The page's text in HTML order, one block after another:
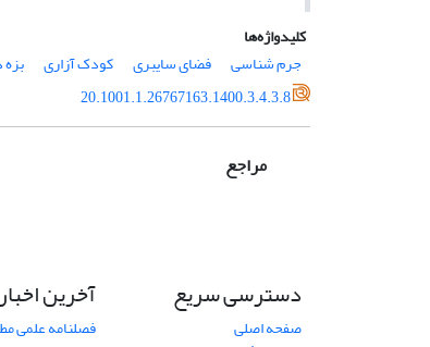
کلیدواژه‌ها
جرم شناسی
فضای سایبری کودک آزاری
20.1001.1.26767163.1400.3.4.3.8
مراجع
دسترسی سریع
صفحه اصلی
آخرین
فصلنامه علمی